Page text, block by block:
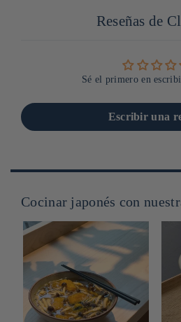
Reseñas de
Sé el primero en
Escribir una
Cocinar japonés con